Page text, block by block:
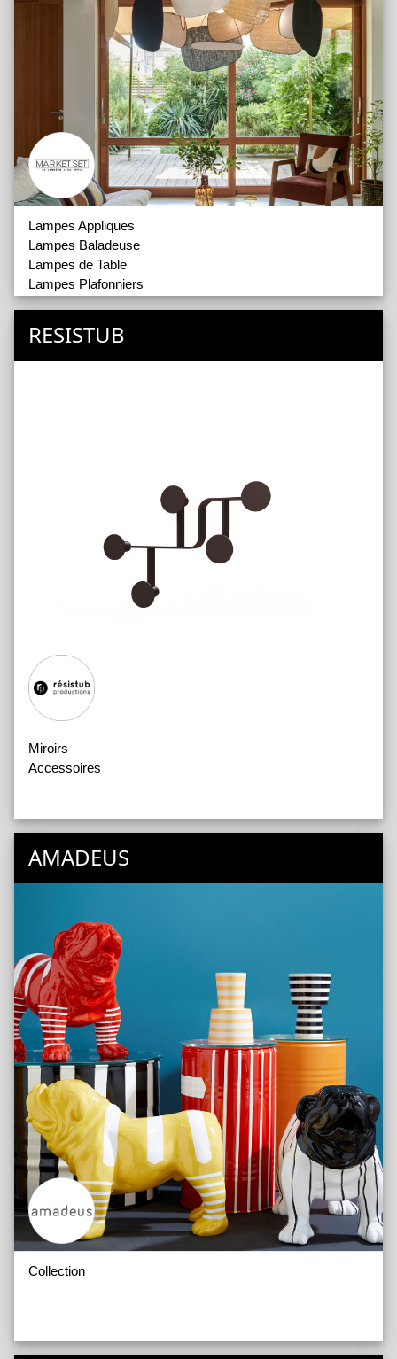
Lampes Appliques
Lampes Baladeuse
Lampes de Table
Lampes Plafonniers
Lampes Suspensions
Lampadaires
Ampoules
RESISTUB
Miroirs
Accessoires
AMADEUS
Collection